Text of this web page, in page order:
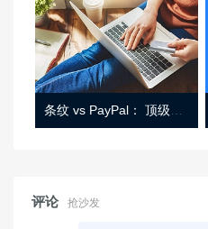
条纹 vs PayPal： 顶级功能， 定价 （和更多！
评论 抢沙发